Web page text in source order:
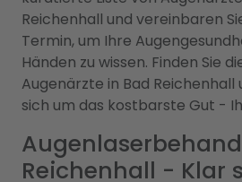
Reichenhall und vereinbaren
Termin, um Ihre
Händen zu wissen. Finden Sie
Augenärzte in Bad Reichenhall
sich um das kostbarste Gut -
Reichenhall - Klar